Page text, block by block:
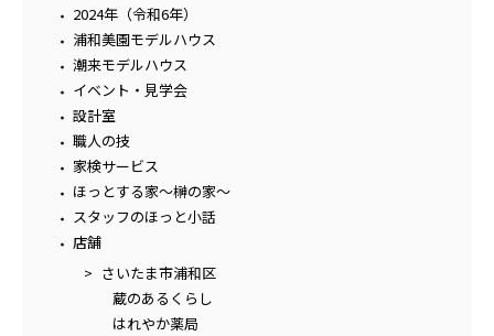
2024年（令和6年）
浦和美園モデルハウス
潮来モデルハウス
イベント・見学会
設計室
職人の技
家検サービス
ほっとする家～榊の家～
スタッフのほっと小話
店舗
さいたま市浦和区
蔵のあるくらし
はれやか薬局